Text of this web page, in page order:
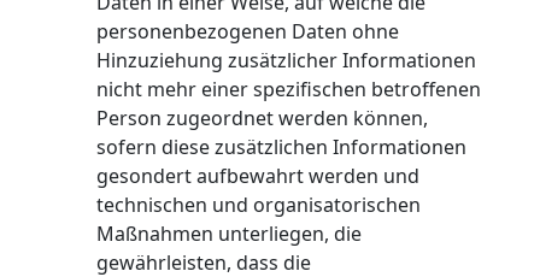
personenbezogenen Daten ohne
Hinzuziehung zusätzlicher Informationen
nicht mehr einer spezifischen betroffenen
Person zugeordnet werden können,
sofern diese zusätzlichen Informationen
gesondert aufbewahrt werden und
technischen und organisatorischen
Maßnahmen unterliegen, die
gewährleisten, dass die